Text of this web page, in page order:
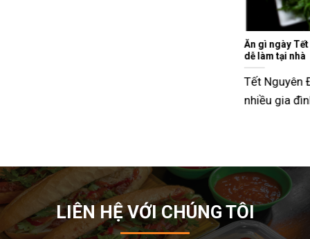
Ăn gì ngày Tết sao cho đỡ ngán và lạ miệng? Gợi ý 15 món ngon
Tết Nguyên Đán là dịp sum vầy, nhưng cũng là thời điểm
LIÊN HỆ VỚI CHÚNG TÔI